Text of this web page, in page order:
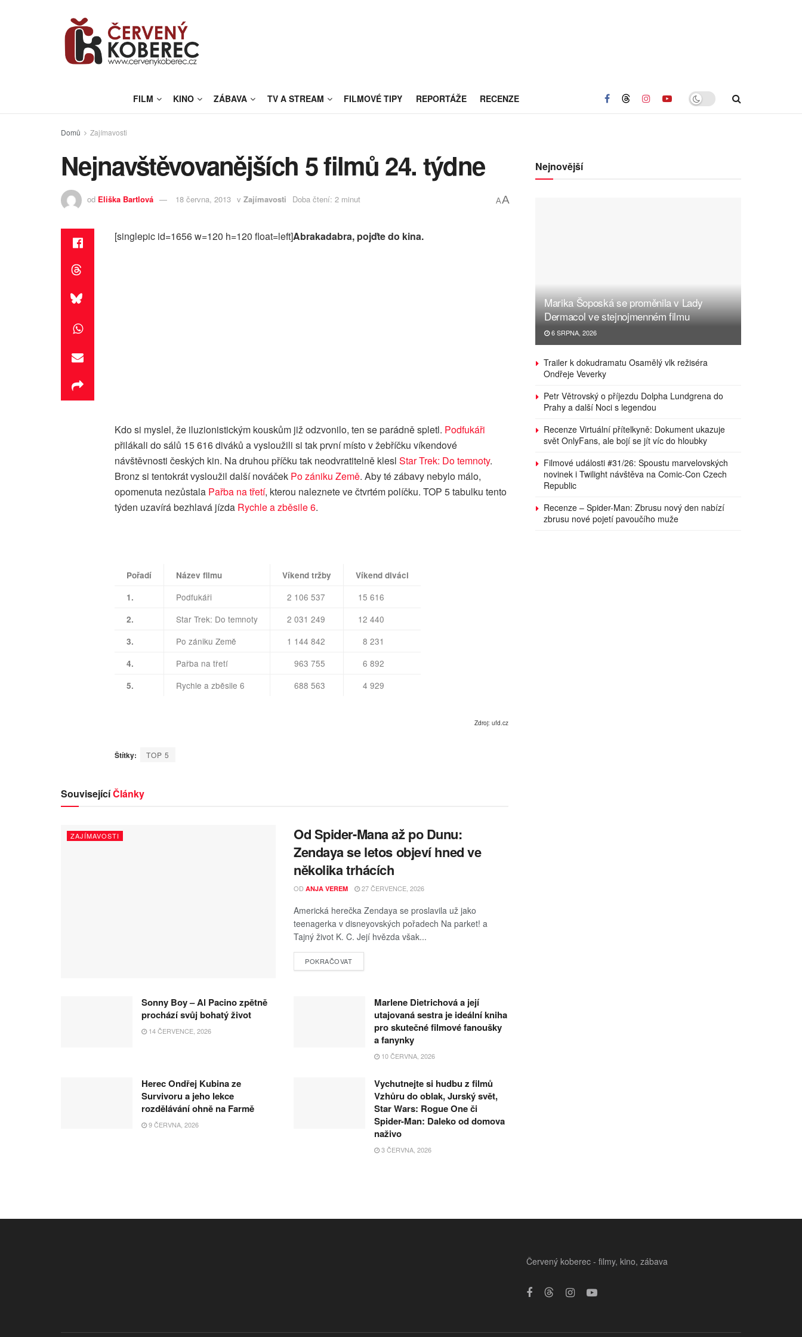
FILM KINO ZÁBAVA TV A STREAM FILMOVÉ TIPY REPORTÁŽE RECENZE
Domů Zajímavosti
Nejnavštěvovanějších 5 filmů 24. týdne
od Eliška Bartlová 18 června, 2013 v Zajímavosti Doba čtení: 2 minut AA
[singlepic id=1656 w=120 h=120 float=left]Abrakadabra, pojďte do kina.
Kdo si myslel, že iluzionistickým kouskům již odzvonilo, ten se parádně spletl. Podfukáři
přilákali do sálů 15 616 diváků a vysloužili si tak první místo v žebříčku víkendové
návštěvnosti českých kin. Na druhou příčku tak neodvratitelně klesl Star Trek: Do temnoty.
Bronz si tentokrát vysloužil další nováček Po zániku Země. Aby té zábavy nebylo málo,
opomenuta nezůstala Pařba na třetí, kterou naleznete ve čtvrtém políčku. TOP 5 tabulku tento
týden uzavírá bezhlavá jízda Rychle a zběsile 6.
Pořadí Název filmu Víkend tržby
Víkend diváci
1.
Podfukáři 2 106 537 15 616
2. Star Trek: Do temnoty 2 031 249 12 440
3. Po zániku Země 1 144 842 8 231
4. Pařba na třetí 963 755 6 892
5. Rychle a zběsile 6 688 563 4 929
Zdroj: ufd.cz
Štítky: TOP 5
SouvisejícíČlánky
ZAJÍMAVOSTI
Od Spider-Mana až po Dunu:
Zendaya se letos objeví hned ve
několika trhácích
OD ANJA VEREM 27 ČERVENCE, 2026
Americká herečka Zendaya se proslavila už jako
teenagerka v disneyovských pořadech Na parket! a
Tajný život K. C. Její hvězda však...
POKRAČOVAT
Sonny Boy – Al Pacino zpětně
prochází svůj bohatý život
14 ČERVENCE, 2026
Marlene Dietrichová a její
utajovaná sestra je ideální kniha
pro skutečné filmové fanoušky
a fanynky
10 ČERVNA, 2026
Herec Ondřej Kubina ze
Survivoru a jeho lekce
rozdělávání ohně na Farmě
9 ČERVNA, 2026
Vychutnejte si hudbu z filmů
Vzhůru do oblak, Jurský svět,
Star Wars: Rogue One či
Spider-Man: Daleko od domova
naživo
3 ČERVNA, 2026
Nejnovější
Marika Šoposká se proměnila v Lady
Dermacol ve stejnojmenném filmu
6 SRPNA, 2026
Trailer k dokudramatu Osamělý vlk režiséra
Ondřeje Veverky
Petr Větrovský o příjezdu Dolpha Lundgrena do
Prahy a další Noci s legendou
Recenze Virtuální přítelkyně: Dokument ukazuje
svět OnlyFans, ale bojí se jít víc do hloubky
Filmové události #31/26: Spoustu marvelovských
novinek i Twilight návštěva na Comic-Con Czech
Republic
Recenze – Spider-Man: Zbrusu nový den nabízí
zbrusu nové pojetí pavoučího muže
Červený koberec - filmy, kino, zábava